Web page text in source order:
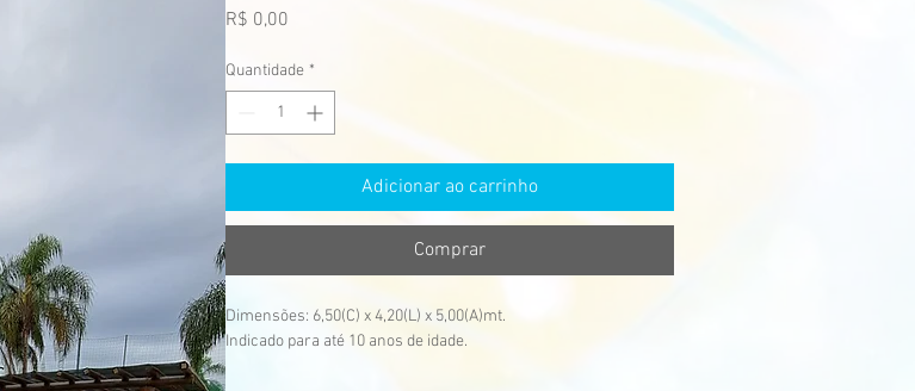
R$ 0,00
Quantidade *
Adicionar ao carrinho
Comprar
Dimensões: 6,50(C) x 4,20(L) x 5,00(A)mt.
Indicado para até 10 anos de idade.